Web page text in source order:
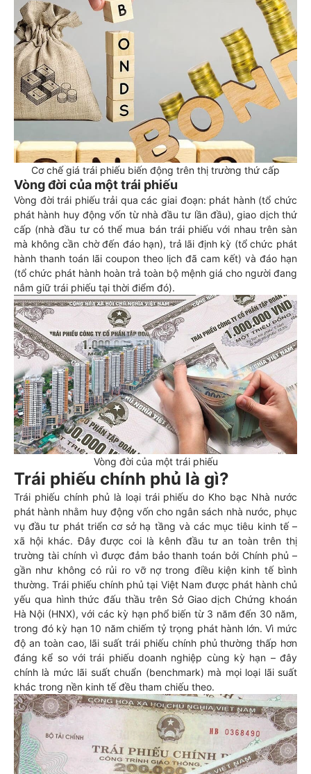
Cơ chế giá trái phiếu biến động trên thị trường thứ cấp
Vòng đời của một trái phiếu
Vòng đời trái phiếu trải qua các giai đoạn: phát hành (tổ chức
phát hành huy động vốn từ nhà đầu tư lần đầu), giao dịch thứ
cấp (nhà đầu tư có thể mua bán trái phiếu với nhau trên sàn
mà không cần chờ đến đáo hạn), trả lãi định kỳ (tổ chức phát
hành thanh toán lãi coupon theo lịch đã cam kết) và đáo hạn
(tổ chức phát hành hoàn trả toàn bộ mệnh giá cho người đang
nắm giữ trái phiếu tại thời điểm đó).
Vòng đời của một trái phiếu
Trái phiếu chính phủ là gì?
Trái phiếu chính phủ là loại trái phiếu do Kho bạc Nhà nước
phát hành nhằm huy động vốn cho ngân sách nhà nước, phục
vụ đầu tư phát triển cơ sở hạ tầng và các mục tiêu kinh tế –
xã hội khác. Đây được coi là kênh đầu tư an toàn trên thị
trường tài chính vì được đảm bảo thanh toán bởi Chính phủ –
gần như không có rủi ro vỡ nợ trong điều kiện kinh tế bình
thường. Trái phiếu chính phủ tại Việt Nam được phát hành chủ
yếu qua hình thức đấu thầu trên Sở Giao dịch Chứng khoán
Hà Nội (HNX), với các kỳ hạn phổ biến từ 3 năm đến 30 năm,
trong đó kỳ hạn 10 năm chiếm tỷ trọng phát hành lớn. Vì mức
độ an toàn cao, lãi suất trái phiếu chính phủ thường thấp hơn
đáng kể so với trái phiếu doanh nghiệp cùng kỳ hạn – đây
chính là mức lãi suất chuẩn (benchmark) mà mọi loại lãi suất
khác trong nền kinh tế đều tham chiếu theo.